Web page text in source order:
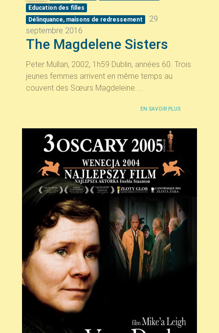
Education des filles
Délinquance, maisons de redressement
29
septembre 2016
The Magdelene Sisters
Peter Mullan, 2002, 1h59 Dublin, années 60. Trois
jeunes femmes arrivent en même temps au
couvent des Sœurs Magdeleine....
EN SAVOIR PLUS